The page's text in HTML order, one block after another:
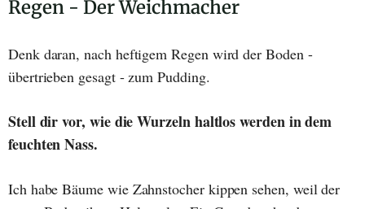
Regen - Der Weichmacher
Denk daran, nach heftigem Regen wird der Boden -
übertrieben gesagt - zum Pudding.
Stell dir vor, wie die Wurzeln haltlos werden in dem
feuchten Nass.
Ich habe Bäume wie Zahnstocher kippen sehen, weil der